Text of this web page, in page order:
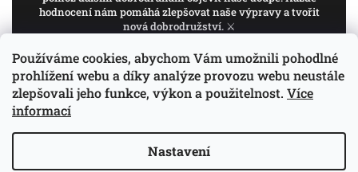
Používáme cookies, abychom Vám umožnili pohodlné
prohlížení webu a díky analýze provozu webu neustále
zlepšovali jeho funkce, výkon a použitelnost. Více
informací
Nastavení
hodnocení nám pomáhá zlepšovat naše výpravy a tvořit
nová dobrodružství. ⚔️
✍️ Napiš recenzi na Google
Děkujeme, že pomáháš psát příběh Cechu Hráčů.